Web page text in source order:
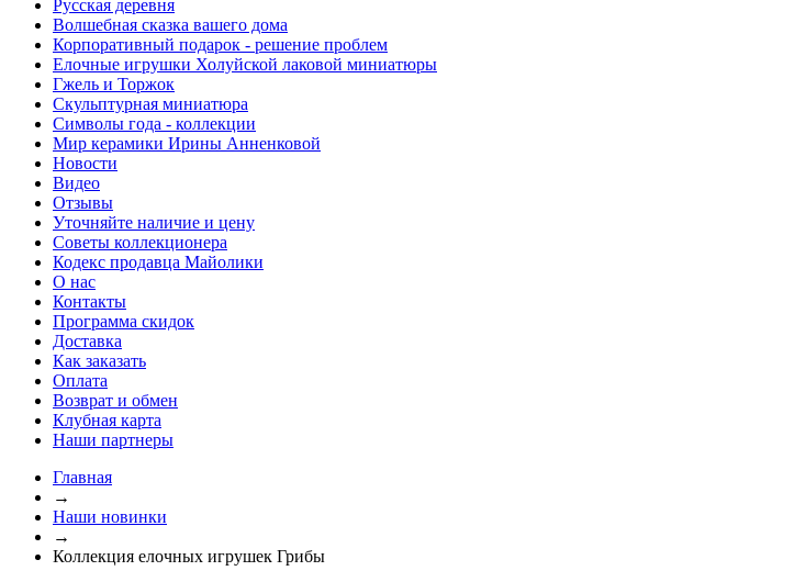
Русская деревня
Волшебная сказка вашего дома
Корпоративный подарок - решение проблем
Елочные игрушки Холуйской лаковой миниатюры
Гжель и Торжок
Скульптурная миниатюра
Символы года - коллекции
Мир керамики Ирины Анненковой
Новости
Видео
Отзывы
Уточняйте наличие и цену
Советы коллекционера
Кодекс продавца Майолики
О нас
Контакты
Программа скидок
Доставка
Как заказать
Оплата
Возврат и обмен
Клубная карта
Наши партнеры
Главная
→
Наши новинки
→
Коллекция елочных игрушек Грибы